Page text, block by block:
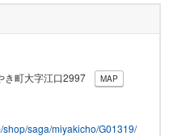
き町大字江口2997 MAP
saga/miyakicho/G01319/